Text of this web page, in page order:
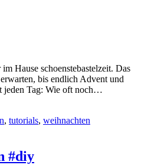
Hause schoenstebastelzeit. Das
bis endlich Advent und
jeden Tag: Wie oft noch…
, tutorials, weihnachten
#diy